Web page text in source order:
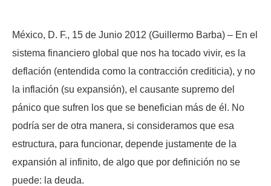
México, D. F., 15 de Junio 2012 (Guillermo Barba) – En el
sistema financiero global que nos ha tocado vivir, es la
deflación (entendida como la contracción crediticia), y no
la inflación (su expansión), el causante supremo del
pánico que sufren los que se benefician más de él. No
podría ser de otra manera, si consideramos que esa
estructura, para funcionar, depende justamente de la
expansión al infinito, de algo que por definición no se
puede: la deuda.